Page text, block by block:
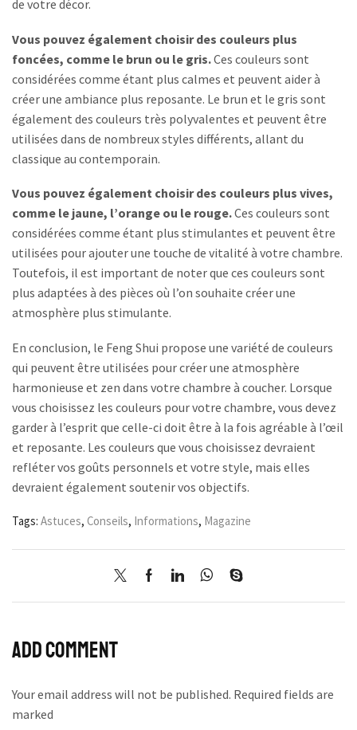
de votre décor.
Vous pouvez également choisir des couleurs plus
foncées, comme le brun ou le gris.Ces couleurs sont
considérées comme étant plus calmes et peuvent aider à
créer une ambiance plus reposante. Le brun et le gris sont
également des couleurs très polyvalentes et peuvent être
utilisées dans de nombreux styles différents, allant du
classique au contemporain.
Vous pouvez également choisir des couleurs plus vives,
comme le jaune, l’orange ou le rouge.Ces couleurs sont
considérées comme étant plus stimulantes et peuvent être
utilisées pour ajouter une touche de vitalité à votre chambre.
Toutefois, il est important de noter que ces couleurs sont
plus adaptées à des pièces où l’on souhaite créer une
atmosphère plus stimulante.
En conclusion, le Feng Shui propose une variété de couleurs
qui peuvent être utilisées pour créer une atmosphère
harmonieuse et zen dans votre chambre à coucher. Lorsque
vous choisissez les couleurs pour votre chambre, vous devez
garder à l’esprit que celle-ci doit être à la fois agréable à l’œil
et reposante. Les couleurs que vous choisissez devraient
refléter vos goûts personnels et votre style, mais elles
devraient également soutenir vos objectifs.
Tags: Astuces, Conseils, Informations, Magazine
Add comment
Your email address will not be published. Required fields are
marked